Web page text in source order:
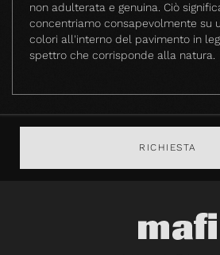
non adulterata e genuina. Ciò
concentriamo consapevolmente su
colori all'interno del pavimento in
spettro che corrisponde alla natura.
RICHIESTA